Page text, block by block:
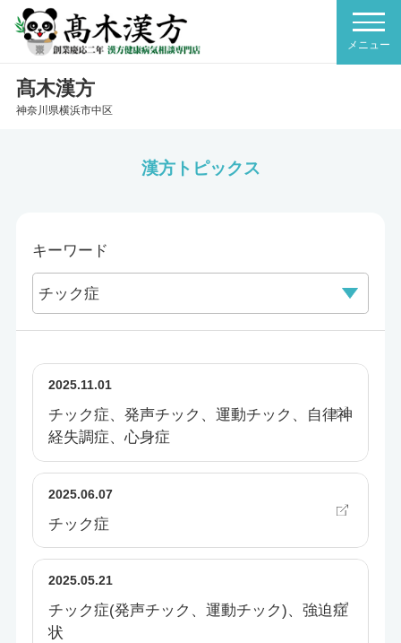
髙木漢方
神奈川県横浜市中区
漢方トピックス
キーワード
2025.11.01
チック症、発声チック、運動チック、自律神
経失調症、心身症
2025.06.07
チック症
2025.05.21
チック症(発声チック、運動チック)、強迫症
状